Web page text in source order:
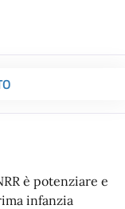
è potenziare e
infanzia